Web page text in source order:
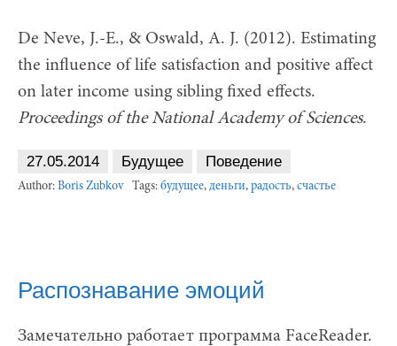
De Neve, J.-E., & Oswald, A. J. (2012). Estimating
the influence of life satisfaction and positive affect
on later income using sibling fixed effects.
Proceedings of the National Academy of Sciences.
27.05.2014 Будущее Поведение
Author: Boris Zubkov Tags: будущее, деньги, радость, счастье
Распознавание эмоций
Замечательно работает программа FaceReader.